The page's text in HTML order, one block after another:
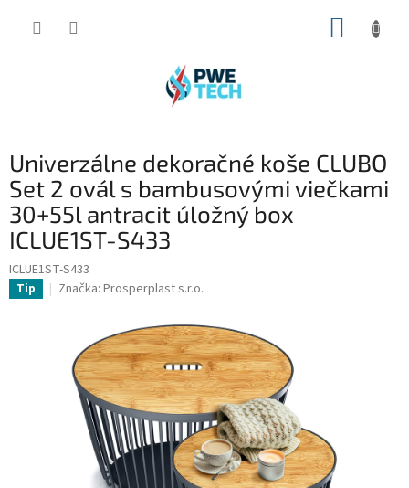
Univerzálne dekoračné koše CLUBO
Set 2 ovál s bambusovými viečkami
30+55l antracit úložný box
ICLUE1ST-S433
ICLUE1ST-S433
Tip Značka: Prosperplast s.r.o.